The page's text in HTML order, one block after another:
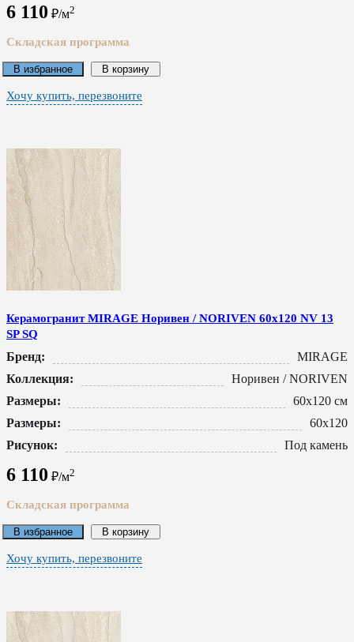
6 110 ₽/м2
Складская программа
В избранное В корзину
Хочу купить, перезвоните
Керамогранит MIRAGE Норивен / NORIVEN 60x120 NV 13
SP SQ
Бренд:
MIRAGE
Коллекция:
Норивен / NORIVEN
Размеры:
60x120 см
Размеры:
60x120
Рисунок:
Под камень
6 110 ₽/м2
Складская программа
В избранное В корзину
Хочу купить, перезвоните